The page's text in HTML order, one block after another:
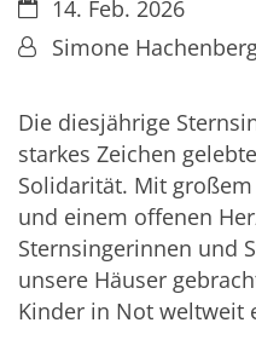
Datum:14. Feb. 2026
Von:Simone
Die diesjährige
starkes Zeichen
Solidarität. Mit
und einem offenen
Sternsingerinnen und
unsere Häuser
Kinder in Not weltweit